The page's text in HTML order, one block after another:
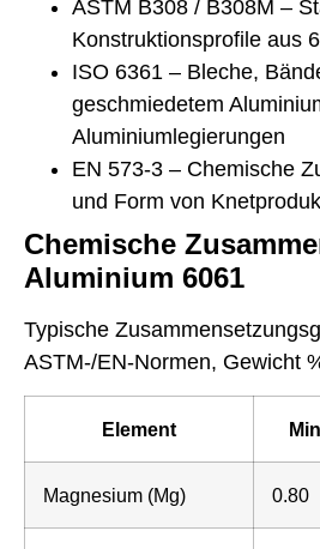
ASTM B308 / B308M –
Konstruktionsprofile aus
ISO 6361 – Bleche,
geschmiedetem
Aluminiumlegierungen
EN 573-3 – Chemische
und Form von
Chemische
Aluminium 6061
Typische
ASTM-/EN-Normen, Gewicht
Element
Magnesium (Mg) 0.80